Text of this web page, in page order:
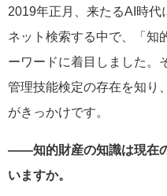
2019年正月、来たるAI時代
ネット検索する中で、「知
ーワードに着目しました。
管理技能検定の存在を知り
がきっかけです。
――知的財産の知識は現在
いますか。